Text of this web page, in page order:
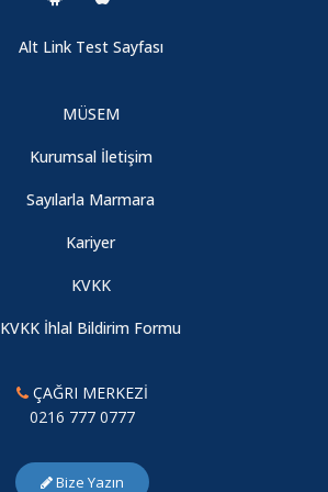
Alt Link Test Sayfası
MÜSEM
Kurumsal İletişim
Sayılarla Marmara
Kariyer
KVKK
KVKK İhlal Bildirim Formu
ÇAĞRI MERKEZİ
0216 777 0777
Bize Yazın